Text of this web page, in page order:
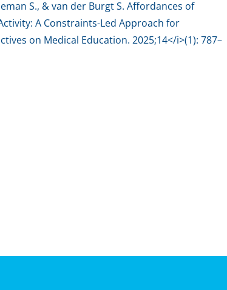
S., & van der Burgt S. Affordances of
A Constraints-Led Approach for
on Medical Education. 2025;14</i>(1): 787–